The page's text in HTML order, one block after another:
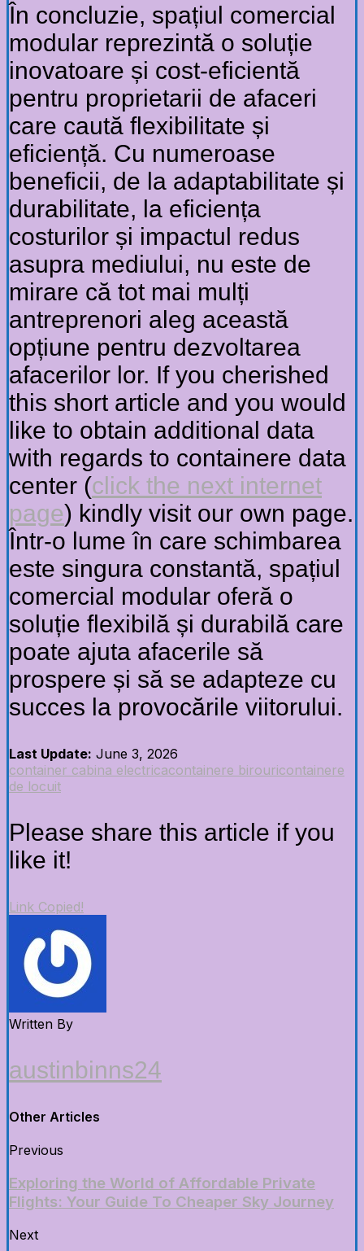
În concluzie, spațiul comercial
modular reprezintă o soluție
inovatoare și cost-eficientă
pentru proprietarii de afaceri
care caută flexibilitate și
eficiență. Cu numeroase
beneficii, de la adaptabilitate și
durabilitate, la eficiența
costurilor și impactul redus
asupra mediului, nu este de
mirare că tot mai mulți
antreprenori aleg această
opțiune pentru dezvoltarea
afacerilor lor. If you cherished
this short article and you would
like to obtain additional data
with regards to containere data
center (click the next internet
page) kindly visit our own page.
Într-o lume în care schimbarea
este singura constantă, spațiul
comercial modular oferă o
soluție flexibilă și durabilă care
poate ajuta afacerile să
prospere și să se adapteze cu
succes la provocările viitorului.
Last Update: June 3, 2026
container cabina electricacontainere birouricontainere
de locuit
Please share this article if you
like it!
Link Copied!
Written By
austinbinns24
Other Articles
Previous
Exploring the World of Affordable Private
Flights: Your Guide To Cheaper Sky Journey
Next